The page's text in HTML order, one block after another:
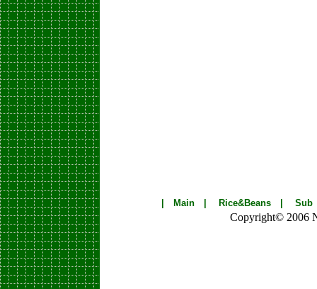
Main| Rice&Beans| Sub
Copyright© 2006